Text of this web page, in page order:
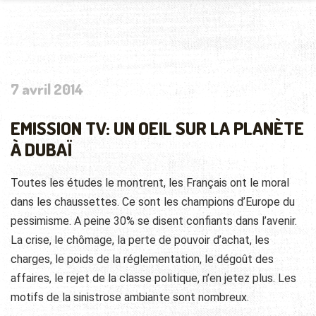
7 avril 2014
EMISSION TV: UN OEIL SUR LA PLANÈTE
À DUBAÏ
Toutes les études le montrent, les Français ont le moral
dans les chaussettes. Ce sont les champions d’Europe du
pessimisme. A peine 30% se disent confiants dans l’avenir.
La crise, le chômage, la perte de pouvoir d’achat, les
charges, le poids de la réglementation, le dégoût des
affaires, le rejet de la classe politique, n’en jetez plus. Les
motifs de la sinistrose ambiante sont nombreux.